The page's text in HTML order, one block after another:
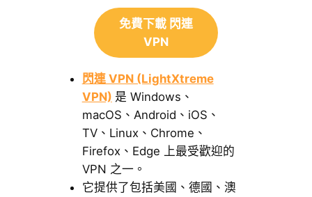
免費下載 閃連
VPN
閃連 VPN (LightXtreme
VPN) 是 Windows、
macOS、Android、iOS、
TV、Linux、Chrome、
Firefox、Edge 上最受歡迎的
VPN 之一。
它提供了包括美國、德國、澳